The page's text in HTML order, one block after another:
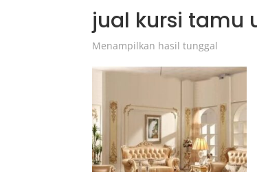
jual kursi tamu
Menampilkan hasil tunggal